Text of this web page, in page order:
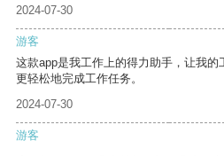
2024-07-30
游客
这款app是我工作上的得力助手，让我
更轻松地完成工作任务。
2024-07-30
游客